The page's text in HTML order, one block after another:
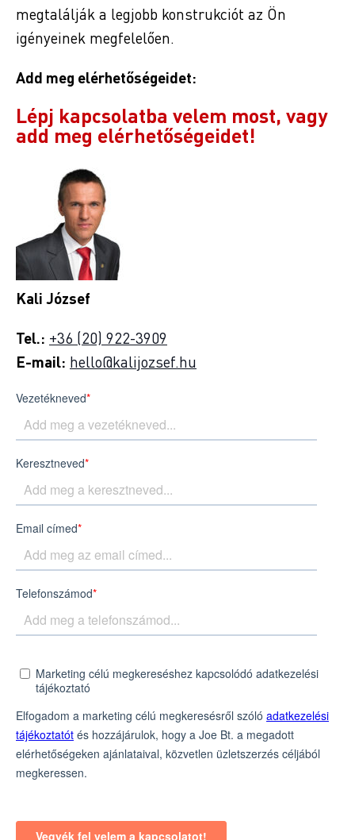
megtalálják a legjobb konstrukciót az Ön
igényeinek megfelelően.
Add meg elérhetőségeidet:
Lépj kapcsolatba velem most, vagy
add meg elérhetőségeidet!
Kali József
Tel.: +36 (20) 922-3909
E-mail: hello@kalijozsef.hu